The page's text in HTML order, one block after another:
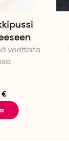
vaatteita
€